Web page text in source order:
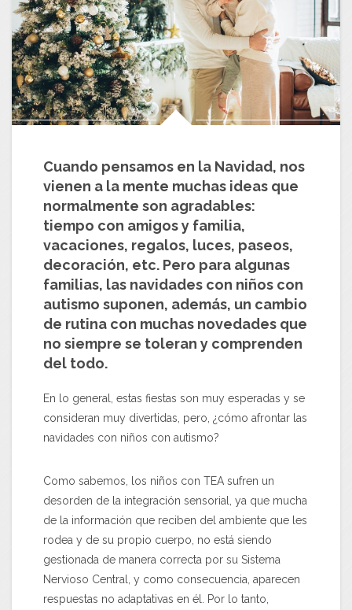
Cuando pensamos en la Navidad, nos
vienen a la mente muchas ideas que
normalmente son agradables:
tiempo con amigos y familia,
vacaciones, regalos, luces, paseos,
decoración, etc. Pero para algunas
familias, las navidades con niños con
autismo suponen, además, un cambio
de rutina con muchas novedades que
no siempre se toleran y comprenden
del todo.
En lo general, estas fiestas son muy esperadas y se
consideran muy divertidas, pero, ¿cómo afrontar las
navidades con niños con autismo?
Como sabemos, los niños con TEA sufren un
desorden de la integración sensorial, ya que mucha
de la información que reciben del ambiente que les
rodea y de su propio cuerpo, no está siendo
gestionada de manera correcta por su Sistema
Nervioso Central, y como consecuencia, aparecen
respuestas no adaptativas en él. Por lo tanto,